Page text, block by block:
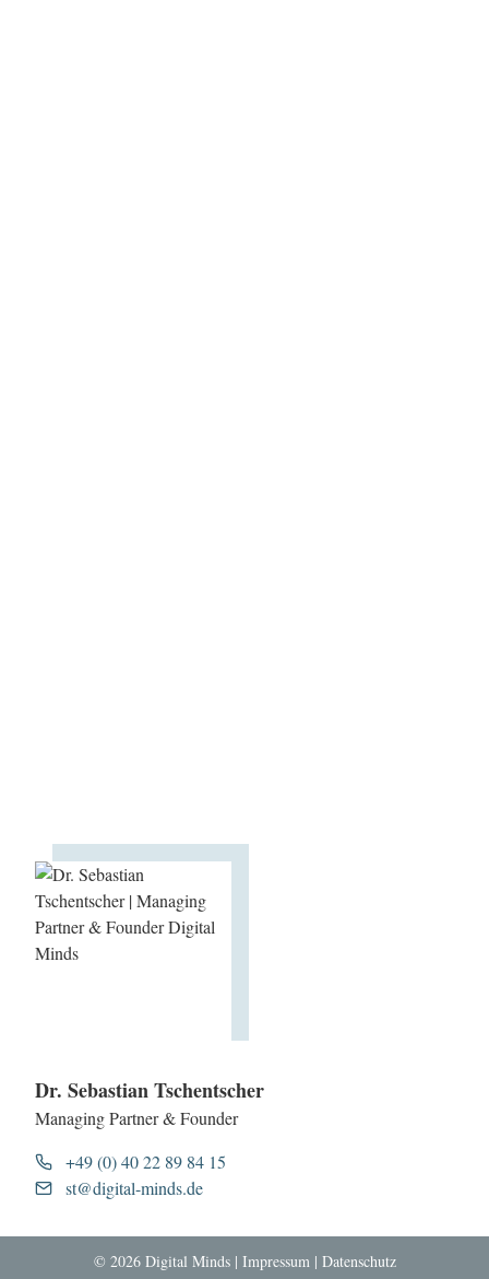
Dr. Sebastian Tschentscher
Managing Partner & Founder
+49 (0) 40 22 89 84 15
st@digital-minds.de
© 2026 Digital Minds | Impressum| Datenschutz